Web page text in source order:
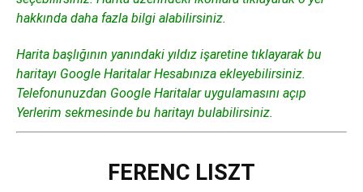
hakkında daha fazla bilgi alabilirsiniz.
Harita başlığının yanındaki yıldız işaretine tıklayarak bu
haritayı Google Haritalar Hesabınıza ekleyebilirsiniz.
Telefonunuzdan Google Haritalar uygulamasını açıp
Yerlerim sekmesinde bu haritayı bulabilirsiniz.
FERENC LISZT